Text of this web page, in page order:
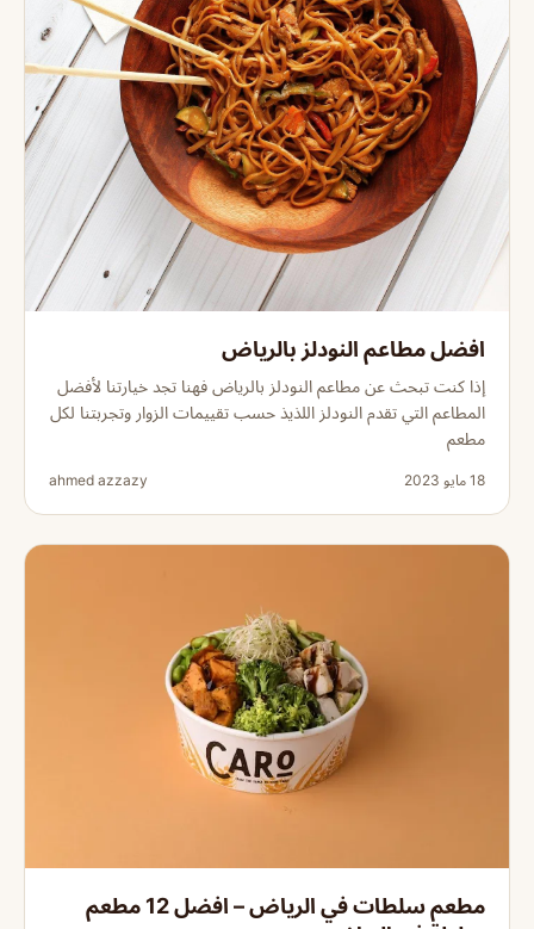
افضل مطاعم النودلز بالرياض
إذا كنت تبحث عن مطاعم النودلز بالرياض فهنا تجد خيارتنا لأفضل
المطاعم التي تقدم النودلز اللذيذ حسب تقييمات الزوار وتجربتنا لكل
مطعم
18 مايو 2023 ahmed azzazy
مطعم سلطات في الرياض – افضل 12 مطعم